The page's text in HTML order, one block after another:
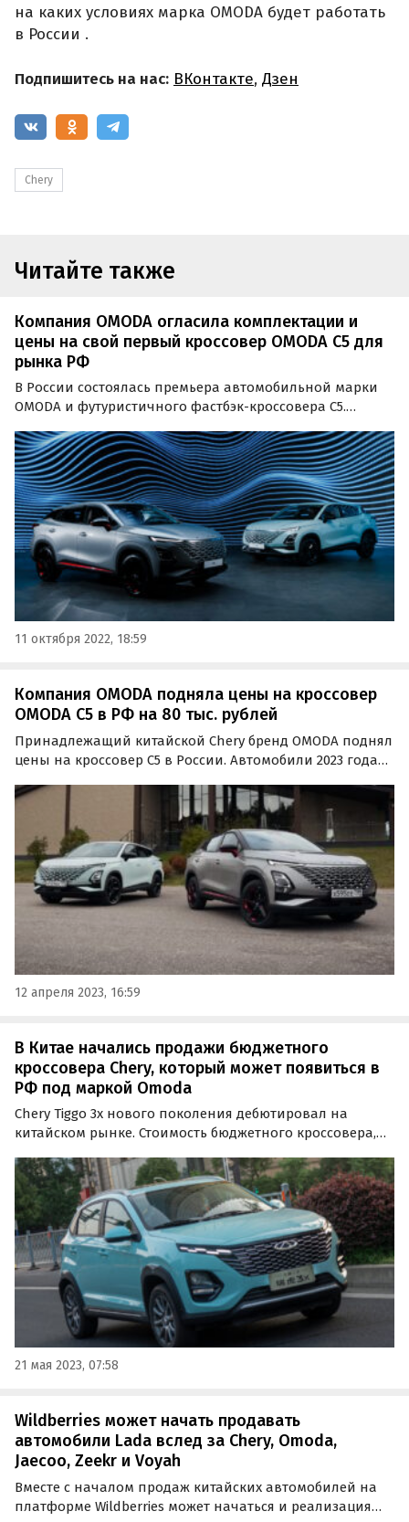
на каких условиях марка OMODA будет работать
в России .
Подпишитесь на нас: ВКонтакте, Дзен
Chery
Читайте также
Компания OMODA огласила комплектации и
цены на свой первый кроссовер OMODA C5 для
рынка РФ
В России состоялась премьера автомобильной марки
OMODA и футуристичного фастбэк-кроссовера C5.
автомобильного эксперта и телеведущего Евгения
Покровского и олимпийской чемпионки по фигурному
катанию…
11 октября 2022, 18:59
Компания OMODA подняла цены на кроссовер
OMODA C5 в РФ на 80 тыс. рублей
Принадлежащий китайской Chery бренд OMODA поднял
цены на кроссовер C5 в России. Автомобили 2023 года
рублей или 2,6-3,3%, сообщают «Автоновости дня».
12 апреля 2023, 16:59
В Китае начались продажи бюджетного
кроссовера Chery, который может появиться в
РФ под маркой Omoda
Chery Tiggo 3x нового поколения дебютировал на
китайском рынке. Стоимость бюджетного кроссовера,
стартует с отметки 59,9 тыс. юаней (около 680 тыс.
рублей по курсу).
21 мая 2023, 07:58
Wildberries может начать продавать
автомобили Lada вслед за Chery, Omoda,
Jaecoo, Zeekr и Voyah
Вместе с началом продаж китайских автомобилей на
платформе Wildberries может начаться и реализация